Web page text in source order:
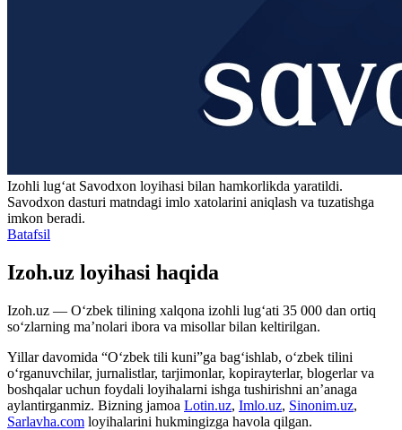
Izohli lugʻat Savodxon loyihasi bilan hamkorlikda yaratildi.
Savodxon dasturi matndagi imlo xatolarini aniqlash va tuzatishga
imkon beradi.
Batafsil
Izoh.uz loyihasi haqida
Izoh.uz — O‘zbek tilining xalqona izohli lug‘ati 35 000 dan ortiq
so‘zlarning ma’nolari ibora va misollar bilan keltirilgan.
Yillar davomida “O‘zbek tili kuni”ga bag‘ishlab, o‘zbek tilini
o‘rganuvchilar, jurnalistlar, tarjimonlar, kopirayterlar, blogerlar va
boshqalar uchun foydali loyihalarni ishga tushirishni an’anaga
aylantirganmiz. Bizning jamoa Lotin.uz, Imlo.uz, Sinonim.uz,
Sarlavha.com loyihalarini hukmingizga havola qilgan.